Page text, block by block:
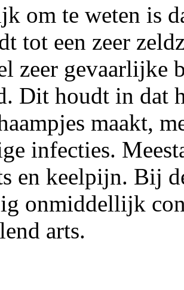
om te weten is
tot een zeer
zeer gevaarlijke
Dit houdt in dat
maakt,
infecties.
en keelpijn. Bij
onmiddellijk
arts.